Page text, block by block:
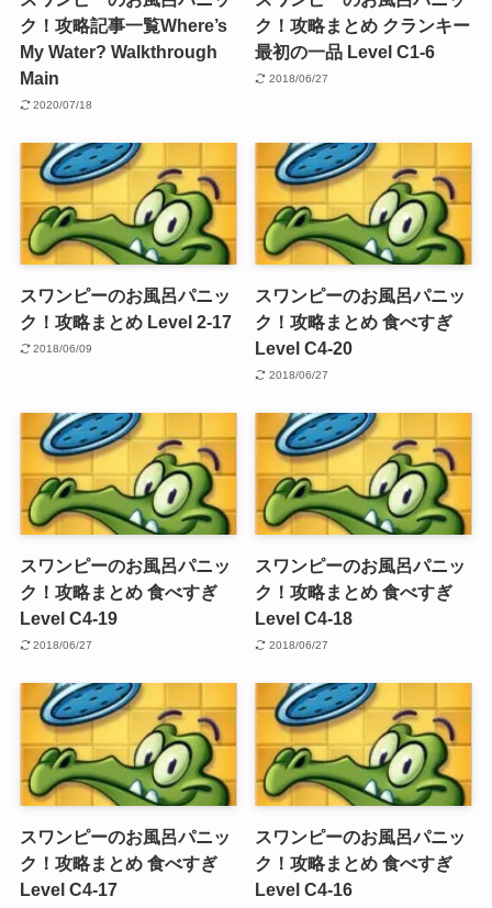
ク！攻略記事一覧Where’s
My Water? Walkthrough
Main
2020/07/18
ク！攻略まとめ クランキー
最初の一品 Level C1-6
2018/06/27
スワンピーのお風呂パニッ
ク！攻略まとめ Level 2-17
2018/06/09
スワンピーのお風呂パニッ
ク！攻略まとめ 食べすぎ
Level C4-20
2018/06/27
スワンピーのお風呂パニッ
ク！攻略まとめ 食べすぎ
Level C4-19
2018/06/27
スワンピーのお風呂パニッ
ク！攻略まとめ 食べすぎ
Level C4-18
2018/06/27
スワンピーのお風呂パニッ
ク！攻略まとめ 食べすぎ
Level C4-17
スワンピーのお風呂パニッ
ク！攻略まとめ 食べすぎ
Level C4-16